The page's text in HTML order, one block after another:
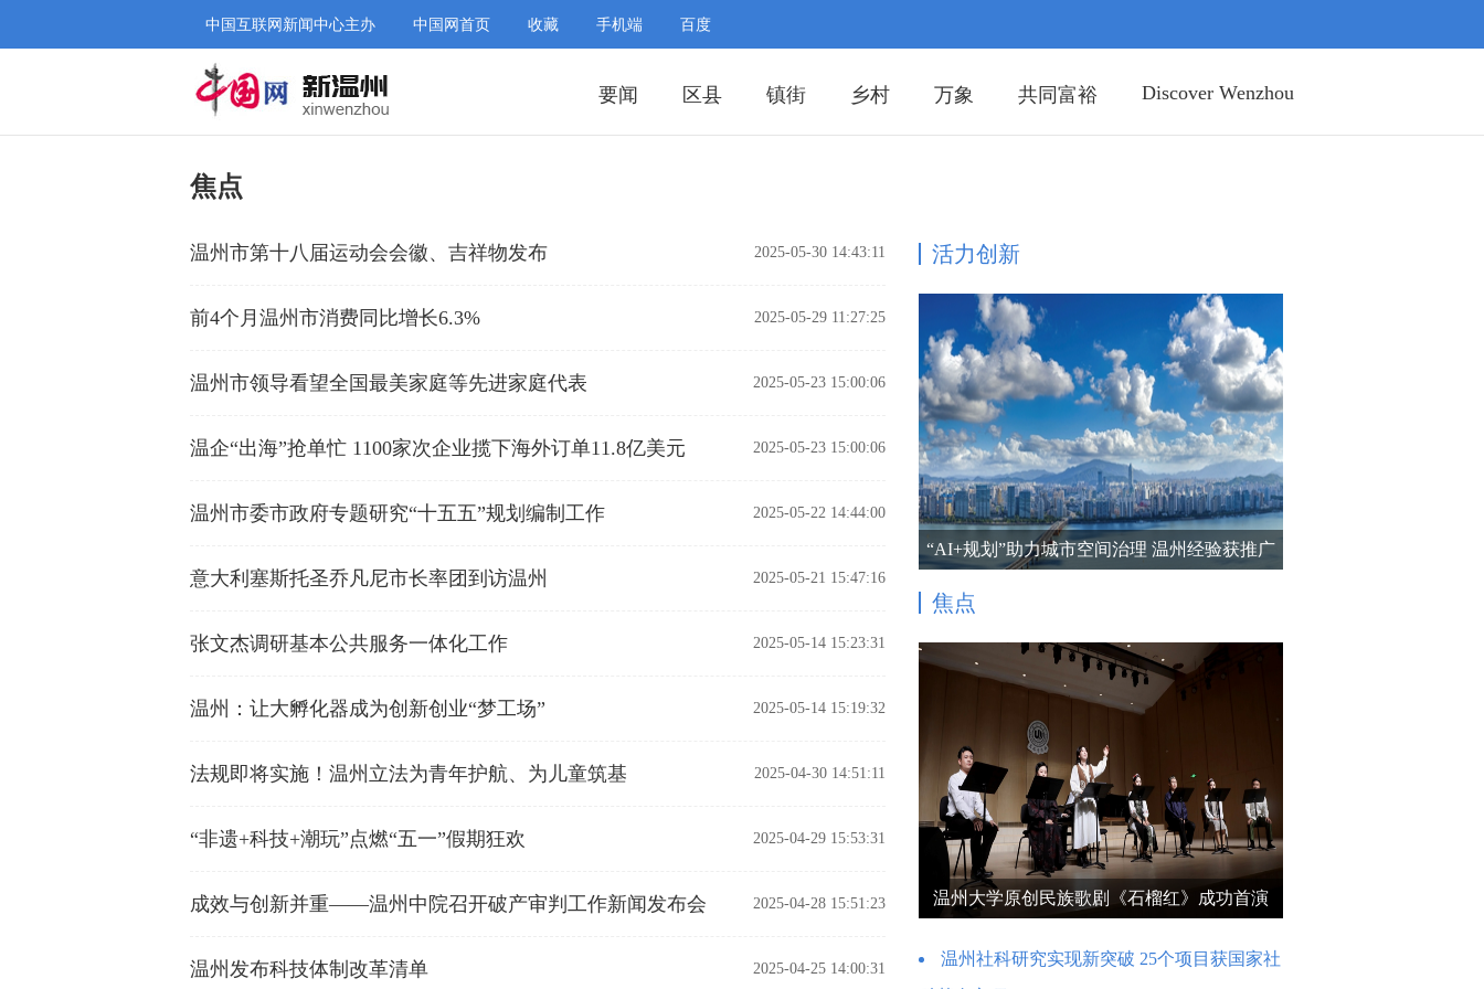
中国互联网新闻中心主办 中国网首页 收藏 手机端 百度
Discover Wenzhou
共同富裕
万象
乡村
镇街
区县
要闻
焦点
2025-05-30 14:43:11
温州市第十八届运动会会徽、吉祥物发布
2025-05-29 11:27:25
前4个月温州市消费同比增长6.3%
2025-05-23 15:00:06
温州市领导看望全国最美家庭等先进家庭代表
2025-05-23 15:00:06
温企“出海”抢单忙 1100家次企业揽下海外订单11.8亿美元
2025-05-22 14:44:00
温州市委市政府专题研究“十五五”规划编制工作
2025-05-21 15:47:16
意大利塞斯托圣乔凡尼市长率团到访温州
2025-05-14 15:23:31
张文杰调研基本公共服务一体化工作
2025-05-14 15:19:32
温州：让大孵化器成为创新创业“梦工场”
2025-04-30 14:51:11
法规即将实施！温州立法为青年护航、为儿童筑基
2025-04-29 15:53:31
“非遗+科技+潮玩”点燃“五一”假期狂欢
2025-04-28 15:51:23
成效与创新并重——温州中院召开破产审判工作新闻发布会
2025-04-25 14:00:31
温州发布科技体制改革清单
活力创新
“AI+规划”助力城市空间治理 温州经验获推广
焦点
温州大学原创民族歌剧《石榴红》成功首演
温州社科研究实现新突破 25个项目获国家社